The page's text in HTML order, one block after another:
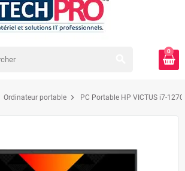
0
Ordinateur portable chevron_right PC Portable HP VICTUS i7-